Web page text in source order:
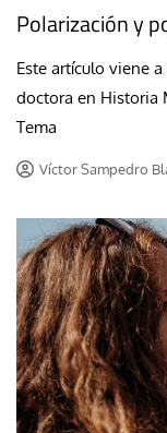
Polarización y
Este artículo viene
doctora en Historia
Tema
Víctor Sampedro